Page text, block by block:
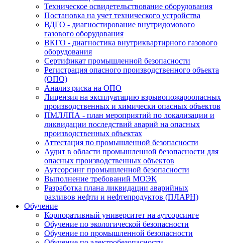
Техническое освидетельствование оборудования
Постановка на учет технического устройства
ВДГО - диагностирование внутридомового
газового оборудования
ВКГО - диагностика внутриквартирного газового
оборудования
Сертификат промышленной безопасности
Регистрация опасного производственного объекта
(ОПО)
Анализ риска на ОПО
Лицензия на эксплуатацию взрывопожароопасных
производственных и химически опасных объектов
ПМЛЛПА - план мероприятий по локализации и
ликвидации последствий аварий на опасных
производственных объектах
Аттестация по промышленной безопасности
Аудит в области промышленной безопасности для
опасных производственных объектов
Аутсорсинг промышленной безопасности
Выполнение требований МОЭК
Разработка плана ликвидации аварийных
разливов нефти и нефтепродуктов (ПЛАРН)
Обучение
Корпоративный университет на аутсорсинге
Обучение по экологической безопасности
Обучение по промышленной безопасности